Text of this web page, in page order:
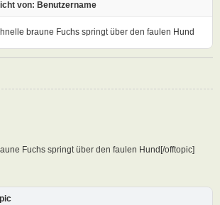
von: Benutzername
braune Fuchs springt über den faulen Hund
Fuchs springt über den faulen Hund[/offtopic]